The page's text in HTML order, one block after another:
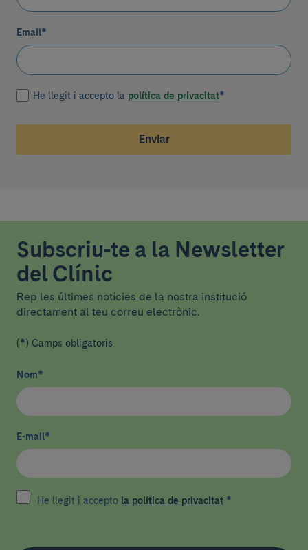
Email*
He llegit i accepto la política de privacitat*
Enviar
Subscriu-te a la Newsletter
del Clínic
Rep les últimes notícies de la nostra institució
directament al teu correu electrònic.
(*) Camps obligatoris
Nom*
E-mail*
He llegit i accepto la política de privacitat *